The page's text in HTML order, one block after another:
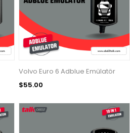
Volvo Euro 6 Adblue Emülatör
$55.00